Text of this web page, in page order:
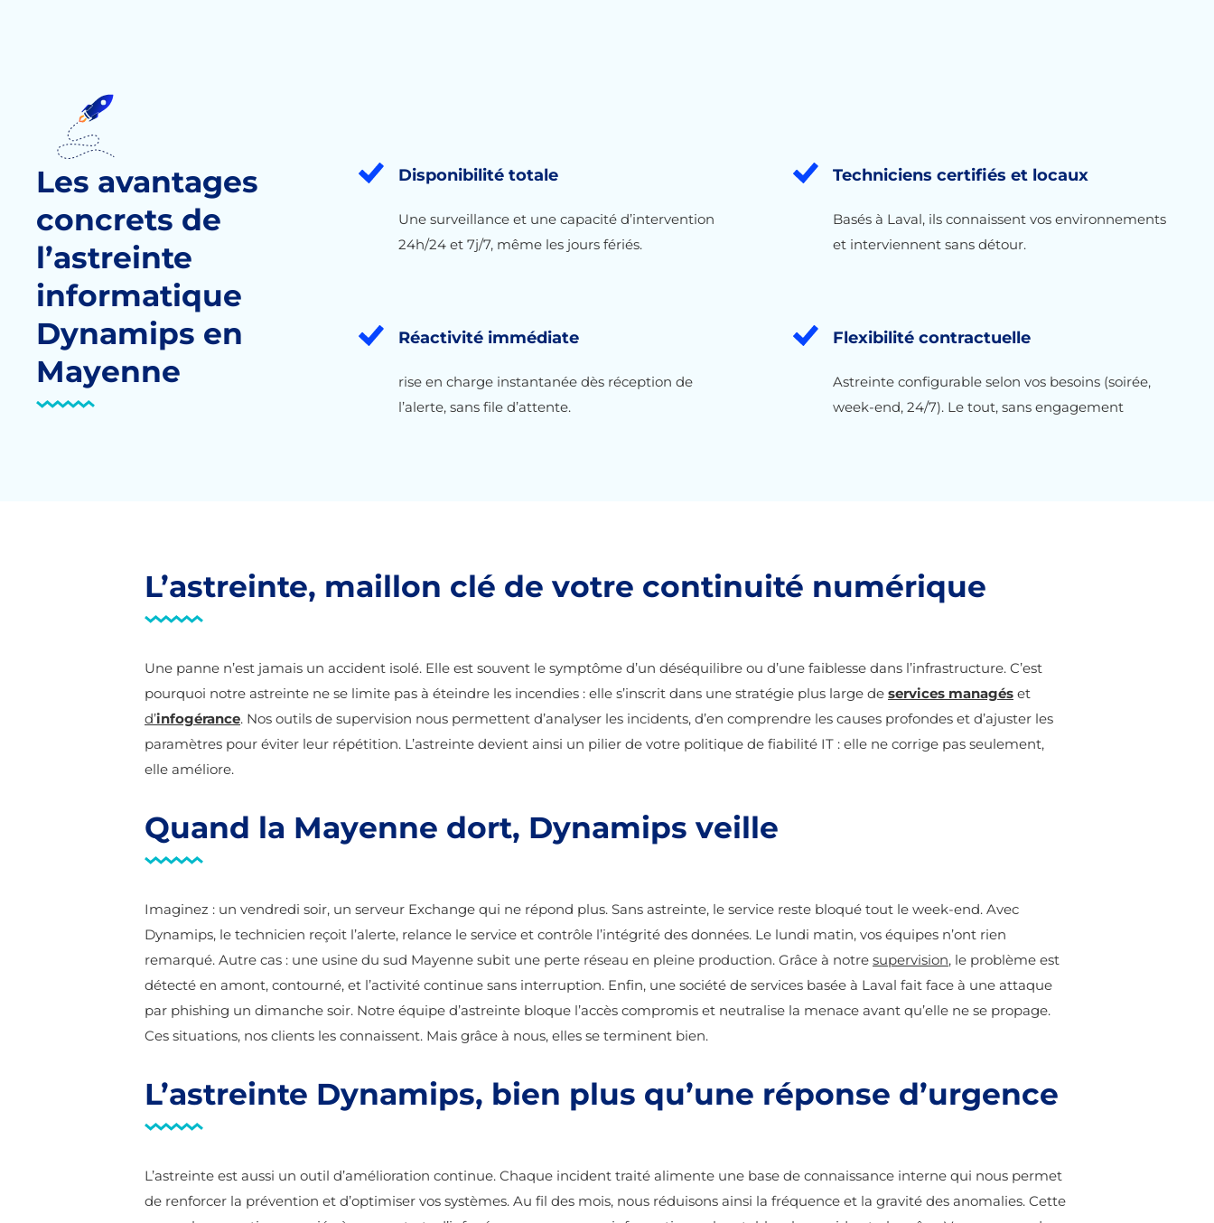
Les avantages
concrets de
l’astreinte
informatique
Dynamips en
Mayenne
Disponibilité totale
Une surveillance et une capacité d’intervention
24h/24 et 7j/7, même les jours fériés.
Techniciens certifiés et locaux
Basés à Laval, ils connaissent vos environnements
et interviennent sans détour.
Réactivité immédiate
rise en charge instantanée dès réception de
l’alerte, sans file d’attente.
Flexibilité contractuelle
Astreinte configurable selon vos besoins (soirée,
week-end, 24/7). Le tout, sans engagement
L’astreinte, maillon clé de votre continuité numérique
Une panne n’est jamais un accident isolé. Elle est souvent le symptôme d’un déséquilibre ou d’une faiblesse dans l’infrastructure. C’est
pourquoi notre astreinte ne se limite pas à éteindre les incendies : elle s’inscrit dans une stratégie plus large de services managés et
d’infogérance. Nos outils de supervision nous permettent d’analyser les incidents, d’en comprendre les causes profondes et d’ajuster les
paramètres pour éviter leur répétition. L’astreinte devient ainsi un pilier de votre politique de fiabilité IT : elle ne corrige pas seulement,
elle améliore.
Quand la Mayenne dort, Dynamips veille
Imaginez : un vendredi soir, un serveur Exchange qui ne répond plus. Sans astreinte, le service reste bloqué tout le week-end. Avec
Dynamips, le technicien reçoit l’alerte, relance le service et contrôle l’intégrité des données. Le lundi matin, vos équipes n’ont rien
remarqué. Autre cas : une usine du sud Mayenne subit une perte réseau en pleine production. Grâce à notre supervision, le problème est
détecté en amont, contourné, et l’activité continue sans interruption. Enfin, une société de services basée à Laval fait face à une attaque
par phishing un dimanche soir. Notre équipe d’astreinte bloque l’accès compromis et neutralise la menace avant qu’elle ne se propage.
Ces situations, nos clients les connaissent. Mais grâce à nous, elles se terminent bien.
L’astreinte Dynamips, bien plus qu’une réponse d’urgence
L’astreinte est aussi un outil d’amélioration continue. Chaque incident traité alimente une base de connaissance interne qui nous permet
de renforcer la prévention et d’optimiser vos systèmes. Au fil des mois, nous réduisons ainsi la fréquence et la gravité des anomalies. Cette